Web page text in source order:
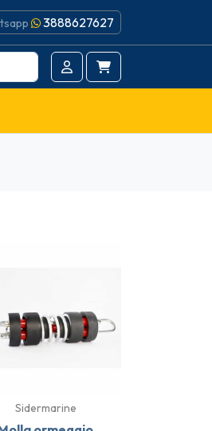
3888627627
Sidermarine